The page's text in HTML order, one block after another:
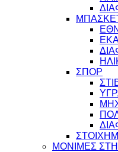
ΣΠΟΡ
ΜΟΝΙΜΕΣ